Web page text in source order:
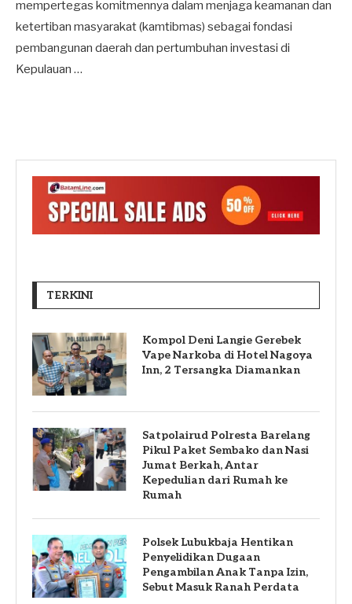
mempertegas komitmennya dalam menjaga keamanan dan
ketertiban masyarakat (kamtibmas) sebagai fondasi
pembangunan daerah dan pertumbuhan investasi di
Kepulauan …
TERKINI
Kompol Deni Langie Gerebek
Vape Narkoba di Hotel Nagoya
Inn, 2 Tersangka Diamankan
Satpolairud Polresta Barelang
Pikul Paket Sembako dan Nasi
Jumat Berkah, Antar
Kepedulian dari Rumah ke
Rumah
Polsek Lubukbaja Hentikan
Penyelidikan Dugaan
Pengambilan Anak Tanpa Izin,
Sebut Masuk Ranah Perdata